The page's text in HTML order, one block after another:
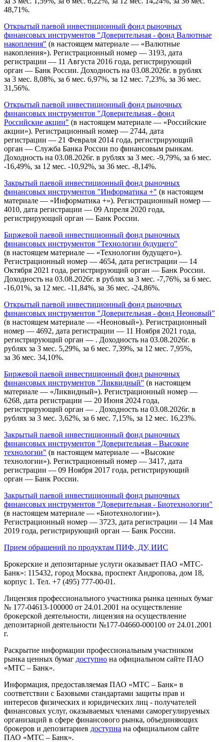
48,71%.
Открытый паевой инвестиционный фонд рыночных
финансовых инструментов "Доверительная - фонд Валютные
накопления" (в настоящем материале — «Валютные
накопления»). Регистрационный номер — 3193, дата
регистрации — 11 Августа 2016 года, регистрирующий
орган — Банк России. Доходность на 03.08.2026г. в рублях
за 3 мес. 8,08%, за 6 мес. 6,97%, за 12 мес. 7,23%, за 36 мес.
31,56%.
Открытый паевой инвестиционный фонд рыночных
финансовых инструментов "Доверительная - фонд
Российские акции" (в настоящем материале — «Российские
акции»). Регистрационный номер — 2744, дата
регистрации — 21 Февраля 2014 года, регистрирующий
орган — Служба Банка России по финансовым рынкам.
Доходность на 03.08.2026г. в рублях за 3 мес. -9,79%, за 6 мес.
-16,49%, за 12 мес. -10,92%, за 36 мес. -8,14%.
Закрытый паевой инвестиционный фонд рыночных
финансовых инструментов "Информатика +" (в настоящем
материале — «Информатика +»). Регистрационный номер —
4010, дата регистрации — 09 Апреля 2020 года,
регистрирующий орган — Банк России.
Биржевой паевой инвестиционный фонд рыночных
финансовых инструментов "Технологии будущего"
(в настоящем материале — «Технологии будущего»).
Регистрационный номер — 4654, дата регистрации — 14
Октября 2021 года, регистрирующий орган — Банк России.
Доходность на 03.08.2026г. в рублях за 3 мес. -7,76%, за 6 мес.
-16,01%, за 12 мес. -11,84%, за 36 мес. -24,86%.
Открытый паевой инвестиционный фонд рыночных
финансовых инструментов "Доверительная - фонд Неоновый"
(в настоящем материале — «Неоновый»). Регистрационный
номер — 4692, дата регистрации — 11 Ноября 2021 года,
регистрирующий орган — . Доходность на 03.08.2026г. в
рублях за 3 мес. 5,29%, за 6 мес. 7,39%, за 12 мес. 7,95%,
за 36 мес. 34,10%.
Биржевой паевой инвестиционный фонд рыночных
финансовых инструментов "Ликвидный" (в настоящем
материале — «Ликвидный»). Регистрационный номер —
6268, дата регистрации — 20 Июня 2024 года,
регистрирующий орган — . Доходность на 03.08.2026г. в
рублях за 3 мес. 3,62%, за 6 мес. 7,15%, за 12 мес. 16,23%.
Закрытый паевой инвестиционный фонд рыночных
финансовых инструментов "Доверительная – Высокие
технологии" (в настоящем материале — «Высокие
технологии»). Регистрационный номер — 3417, дата
регистрации — 09 Ноября 2017 года, регистрирующий
орган — Банк России.
Закрытый паевой инвестиционный фонд рыночных
финансовых инструментов "Доверительная - Биотехнологии"
(в настоящем материале — «Биотехнологии»).
Регистрационный номер — 3723, дата регистрации — 14 Мая
2019 года, регистрирующий орган — Банк России.
Прием обращений по продуктам ПИФ, ДУ, ИИС
Брокерские и депозитарные услуги оказывает ПАО «МТС-
Банк»: 115432, город Москва, проспект Андропова, дом 18,
корпус 1. Тел. +7 (495) 777-00-01.
Лицензия профессионального участника рынка ценных бумаг
№ 177-04613-100000 от 24.01.2001 на осуществление
брокерской деятельности, лицензия на осуществление
депозитарной деятельности №177-04660-000100 от 24.01.2001
г.
Раскрытие информации профессиональным участником
рынка ценных бумаг доступно на официальном сайте ПАО
«МТС – Банк».
Информация, предоставляемая ПАО «МТС – Банк» в
соответствии с Базовыми стандартами защиты прав и
интересов физических и юридических лиц - получателей
финансовых услуг, оказываемых членами саморегулируемых
организаций в сфере финансового рынка, объединяющих
брокеров и депозитариев доступна на официальном сайте
ПАО «МТС – Банк».